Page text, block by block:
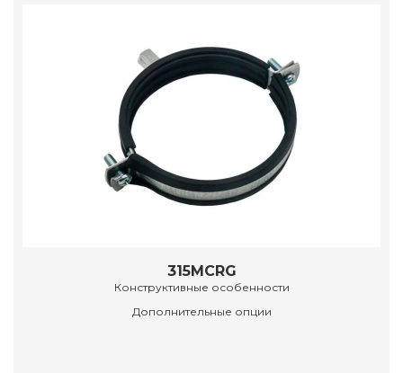
315MCRG
Конструктивные особенности
Дополнительные опции